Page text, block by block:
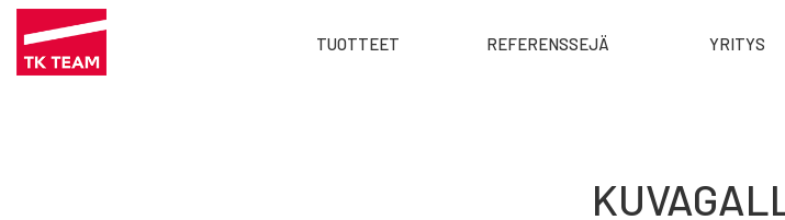
Hyppää
MainTUOTTEET REFERENSSEJÄ YRITYS